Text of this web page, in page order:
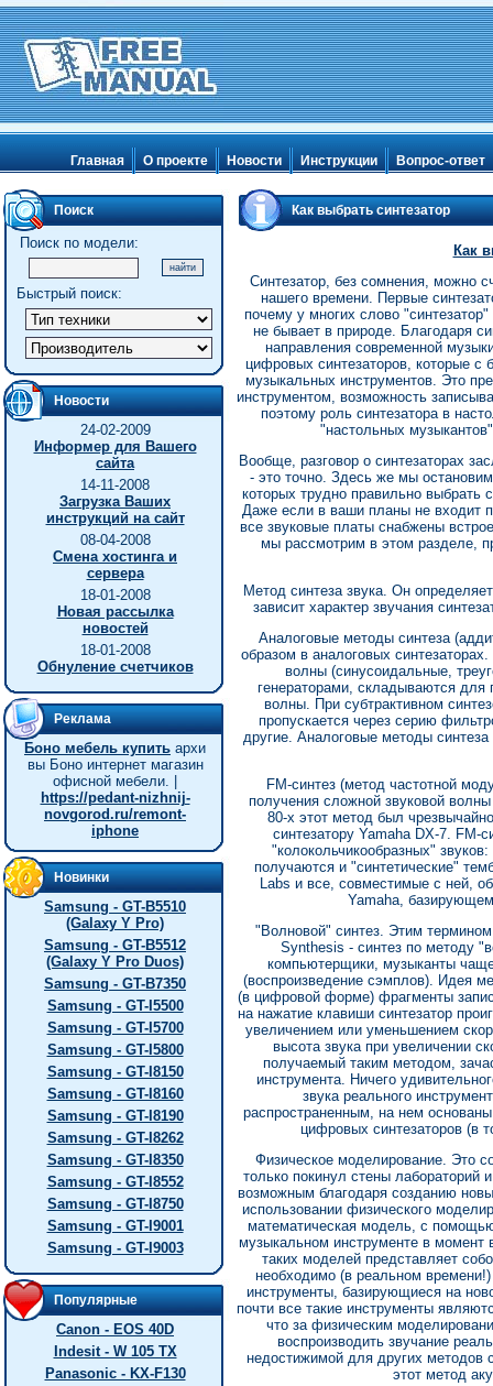
Главная О проекте Новости Инструкции Вопрос-ответ
Поиск
Поиск по модели:
Быстрый поиск:
Новости
24-02-2009
Информер для Вашего
сайта
14-11-2008
Загрузка Ваших
инструкций на сайт
08-04-2008
Смена хостинга и
сервера
18-01-2008
Новая рассылка
новостей
18-01-2008
Обнуление счетчиков
Реклама
Боно мебель купить архи
вы Боно интернет магазин
офисной мебели. |
https://pedant-nizhnij-
novgorod.ru/remont-
iphone
Новинки
Samsung - GT-B5510
(Galaxy Y Pro)
Samsung - GT-B5512
(Galaxy Y Pro Duos)
Samsung - GT-B7350
Samsung - GT-I5500
Samsung - GT-I5700
Samsung - GT-I5800
Samsung - GT-I8150
Samsung - GT-I8160
Samsung - GT-I8190
Samsung - GT-I8262
Samsung - GT-I8350
Samsung - GT-I8552
Samsung - GT-I8750
Samsung - GT-I9001
Samsung - GT-I9003
Популярные
Canon - EOS 40D
Indesit - W 105 TX
Panasonic - KX-F130
Как выбрать синтезатор
Как
Синтезатор, без сомнения, можно
нашего времени. Первые
почему у многих слово
не бывает в природе. Благодаря
направления современной
цифровых синтезаторов, которые
музыкальных инструментов. Это
инструментом, возможность
поэтому роль синтезатора в
"настольных
Вообще, разговор о синтезаторах
- это точно. Здесь же мы
которых трудно правильно выбрать
Даже если в ваши планы не входит
все звуковые платы снабжены
мы рассмотрим в этом разделе,
Метод синтеза звука. Он
зависит характер звучания
Аналоговые методы синтеза
образом в аналоговых
волны (синусоидальные,
генераторами, складываются для
волны. При субтрактивном
пропускается через серию
другие. Аналоговые методы
FM-синтез (метод частотной
получения сложной звуковой
80-х этот метод был
синтезатору Yamaha DX-7. FM-
"колокольчикообразных"
получаются и "синтетические"
Labs и все, совместимые с ней,
Yamaha,
"Волновой" синтез. Этим
Synthesis - синтез по методу
компьютерщики, музыканты
(воспроизведение сэмплов). Идея
(в цифровой форме) фрагменты
на нажатие клавиши синтезатор
увеличением или уменьшением
высота звука при увеличении
получаемый таким методом,
инструмента. Ничего
звука реального
распространенным, на нем
цифровых синтезаторов (в
Физическое моделирование. Это
только покинул стены лабораторий
возможным благодаря созданию
использовании физического
математическая модель, с
музыкальном инструменте в момент
таких моделей представляет
необходимо (в реальном
инструменты, базирующиеся на
почти все такие инструменты
что за физическим
воспроизводить звучание
недостижимой для других
этот метод